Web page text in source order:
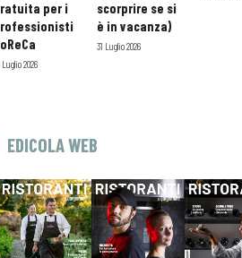
per i
Luglio 2026
scorprire se si
è in vacanza)
31 Luglio 2026
EDICOLA WEB